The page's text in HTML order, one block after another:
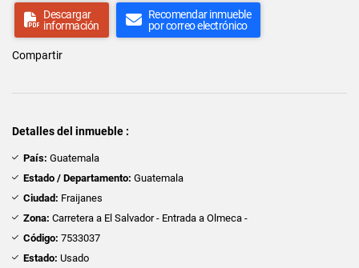
Descargar
información
Recomendar inmueble
por correo electrónico
Compartir
Detalles del inmueble :
País: Guatemala
Estado / Departamento: Guatemala
Ciudad: Fraijanes
Zona: Carretera a El Salvador - Entrada a Olmeca -
Código: 7533037
Estado: Usado